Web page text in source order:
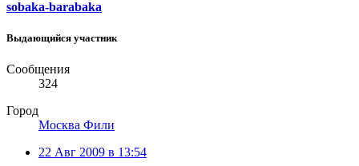
sobaka-barabaka
Выдающийся участник
Сообщения
324
Город
Москва Фили
22 Авг 2009 в 13:54